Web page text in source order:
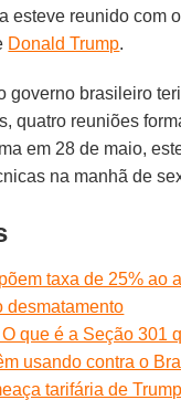
esteve reunido com
Donald Trump.
governo brasileiro
quatro reuniões
em 28 de maio,
na manhã de
taxa de 25% ao
desmatamento
que é a Seção 301
usando contra o
tarifária de